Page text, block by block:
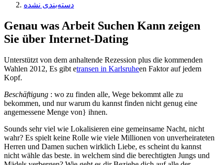
دسته‌بندی نشده
Genau was Arbeit Suchen Kann zeigen
Sie über Internet-Dating
Unterstützt von dem anhaltende Rezession plus die kommenden
Wahlen 2012, Es gibt etransen in Karlsruheen Faktor auf jedem
Kopf.
Beschäftigung : wo zu finden alle, Wege bekommt alle zu
bekommen, und nur warum du kannst finden nicht genug eine
angemessene Menge von} ihnen.
Sounds sehr viel wie Lokalisieren eine gemeinsame Nacht, nicht
wahr? Es spielt keine Rolle wie viele Millionen von unverheirateten
Herren und Damen suchen wirklich Liebe, es scheint du kannst
nicht wähle das beste. in welchem sind die berechtigten Jungs und